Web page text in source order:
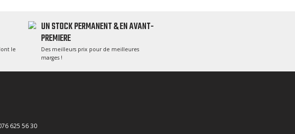
le
UN STOCK PERMANENT & EN AVANT-
PREMIERE
Des meilleurs prix pour de meilleures
marges !
625 56 30